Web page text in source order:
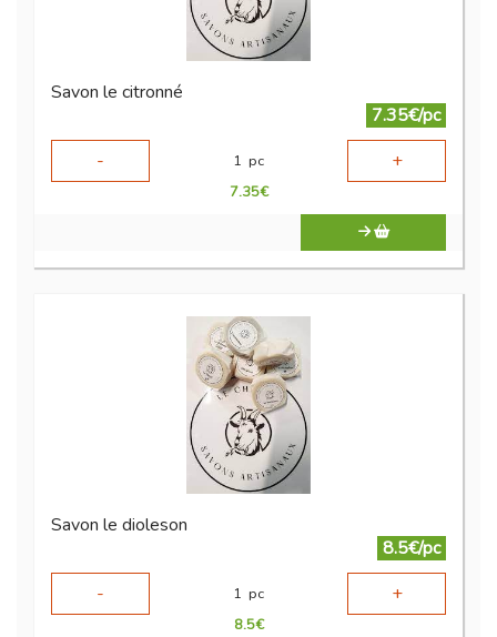
Savon le citronné
7.35€/pc
-
1 pc +
7.35€
Savon le dioleson
8.5€/pc
-
1 pc +
8.5€